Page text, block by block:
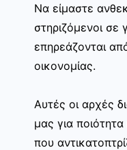
Να είμαστε
στηριζόμενοι σε
επηρεάζονται
οικονομίας.
Αυτές οι αρχές
μας για ποιότητα
που